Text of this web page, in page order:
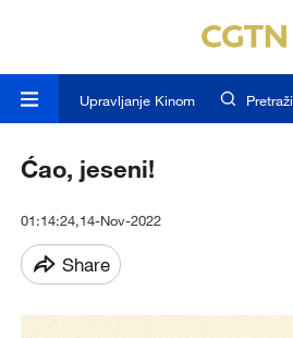
Upravljanje Kinom Pretraži
Ćao, jeseni!
01:14:24,14-Nov-2022
Share